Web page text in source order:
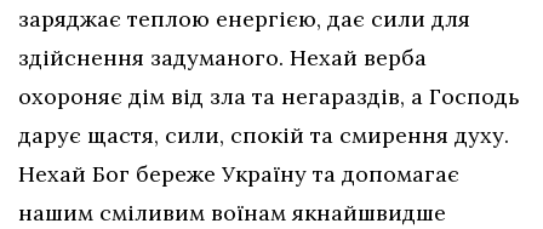
заряджає теплою енергією, дає сили для
здійснення задуманого. Нехай верба
охороняє дім від зла та негараздів, а Господь
дарує щастя, сили, спокій та смирення духу.
Нехай Бог береже Україну та допомагає
нашим сміливим воїнам якнайшвидше